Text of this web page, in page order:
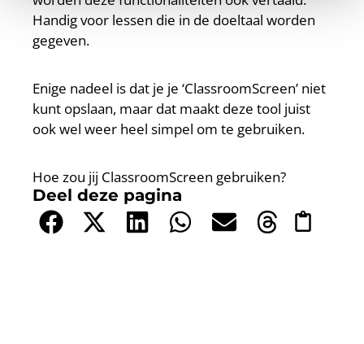
Handig voor lessen die in de doeltaal worden
gegeven.
Enige nadeel is dat je je ‘ClassroomScreen’ niet
kunt opslaan, maar dat maakt deze tool juist
ook wel weer heel simpel om te gebruiken.
Hoe zou jij ClassroomScreen gebruiken?
Deel deze pagina